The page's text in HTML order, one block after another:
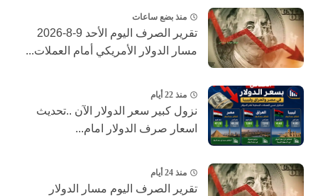
منذ بضع ساعات
تقرير الصرف اليوم الأحد 9-8-2026
مسار الدولار الأمريكي أمام العملات...
منذ 22 أيام
نزول كبير ‎سعر الدولار الآن ..تحديث
اسعار صرف الدولار امام...
منذ 24 أيام
تقرير الصرف اليوم مسار الدولار